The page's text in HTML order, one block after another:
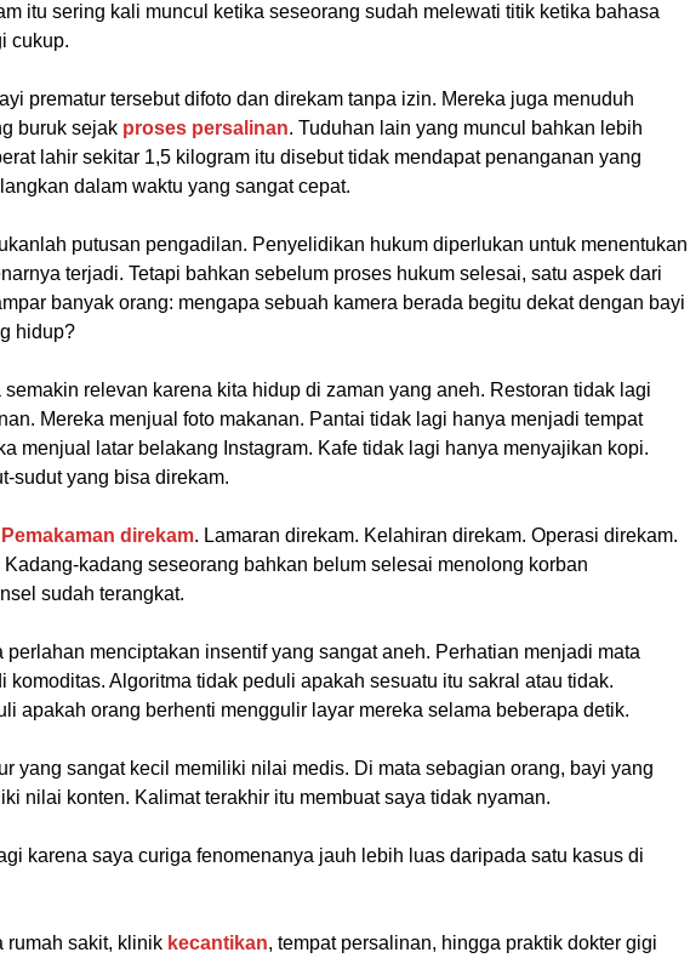
itu sering kali muncul ketika seseorang sudah melewati titik ketika bahasa
cukup.
prematur tersebut difoto dan direkam tanpa izin. Mereka juga menuduh
buruk sejak proses persalinan. Tuduhan lain yang muncul bahkan lebih
lahir sekitar 1,5 kilogram itu disebut tidak mendapat penanganan yang
dalam waktu yang sangat cepat.
putusan pengadilan. Penyelidikan hukum diperlukan untuk menentukan
terjadi. Tetapi bahkan sebelum proses hukum selesai, satu aspek dari
banyak orang: mengapa sebuah kamera berada begitu dekat dengan bayi
hidup?
semakin relevan karena kita hidup di zaman yang aneh. Restoran tidak lagi
Mereka menjual foto makanan. Pantai tidak lagi hanya menjadi tempat
menjual latar belakang Instagram. Kafe tidak lagi hanya menyajikan kopi.
sudut yang bisa direkam.
Pemakaman direkam. Lamaran direkam. Kelahiran direkam. Operasi direkam.
kadang seseorang bahkan belum selesai menolong korban
sudah terangkat.
perlahan menciptakan insentif yang sangat aneh. Perhatian menjadi mata
komoditas. Algoritma tidak peduli apakah sesuatu itu sakral atau tidak.
apakah orang berhenti menggulir layar mereka selama beberapa detik.
yang sangat kecil memiliki nilai medis. Di mata sebagian orang, bayi yang
nilai konten. Kalimat terakhir itu membuat saya tidak nyaman.
karena saya curiga fenomenanya jauh lebih luas daripada satu kasus di
rumah sakit, klinik kecantikan, tempat persalinan, hingga praktik dokter gigi